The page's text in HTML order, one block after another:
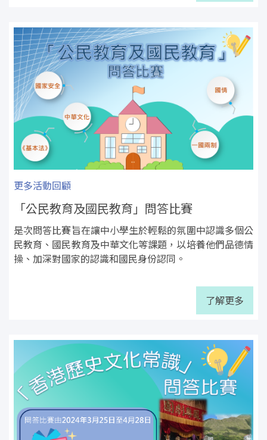
更多活動回顧
「公民教育及國民教育」問答比賽
是次問答比賽旨在讓中小學生於輕鬆的氛圍中認識多個公
民教育、國民教育及中華文化等課題，以培養他們品德情
操、加深對國家的認識和國民身份認同。
了解更多